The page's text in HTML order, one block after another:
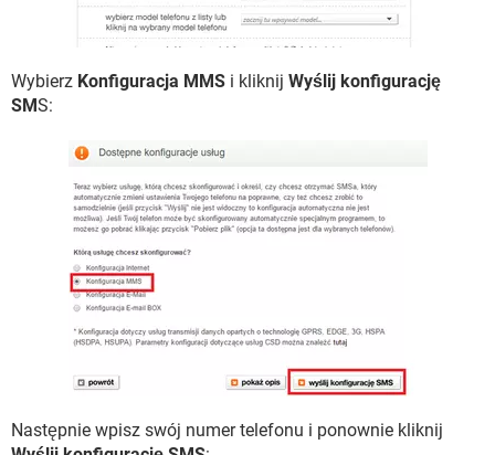
Wybierz Konfiguracja MMS i kliknij Wyślij konfigurację
SMS:
Następnie wpisz swój numer telefonu i ponownie kliknij